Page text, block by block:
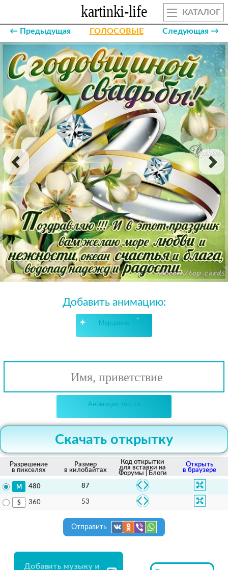
КАТАЛОГ
← Предыдущая ГОЛОСОВЫЕ Следующая →
Добавить анимацию:
Мерцание
Имя, приветствие
Анимация текста
Скачать открытку
Разрешение
в пикселях
Размер
в килобайтах
Код открытки
для вставки на
Форумы | Блоги
Открыть
в браузере
480 87
360 53
Отправить
Добавить музыку и